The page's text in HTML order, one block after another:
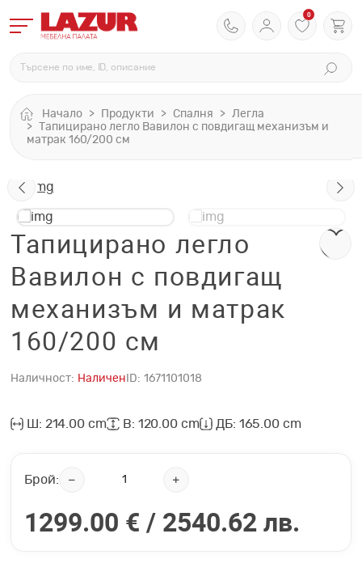
0
Начало Продукти Спалня
Легла
Тапицирано легло Вавилон с повдигащ механизъм и
матрак 160/200 см
Тапицирано легло
Вавилон с повдигащ
механизъм и матрак
160/200 см
Наличност: Наличен ID: 1671101018
Ш: 214.00 cm В: 120.00 cm ДБ: 165.00 cm
Брой:
1299.00 € / 2540.62 лв.